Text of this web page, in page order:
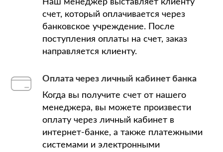
Наш менеджер выставляет клиенту
счет, который оплачивается через
банковское учреждение. После
поступления оплаты на счет, заказ
направляется клиенту.
Оплата через личный кабинет банка
Когда вы получите счет от нашего
менеджера, вы можете произвести
оплату через личный кабинет в
интернет-банке, а также платежными
системами и электронными